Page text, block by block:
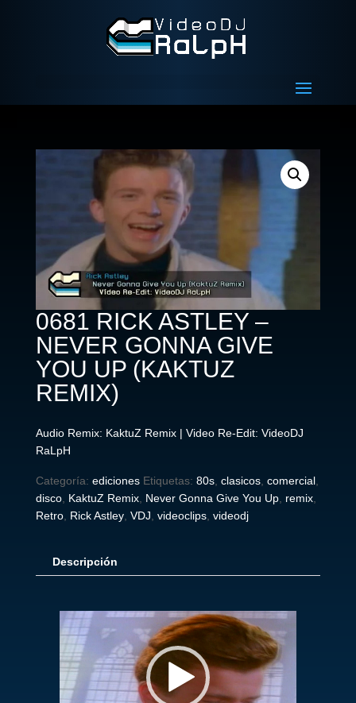
0681 RICK ASTLEY –
NEVER GONNA GIVE
YOU UP (KAKTUZ
REMIX)
Audio Remix: KaktuZ Remix | Video Re-Edit: VideoDJ
RaLpH
Categoría: ediciones Etiquetas: 80s, clasicos, comercial,
disco, KaktuZ Remix, Never Gonna Give You Up, remix,
Retro, Rick Astley, VDJ videoclips, videodj
Descripción
Reproductor
de
vídeo